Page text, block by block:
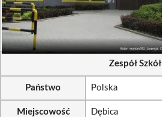
Zespół Szkół
Państwo Polska
Miejscowość Dębica